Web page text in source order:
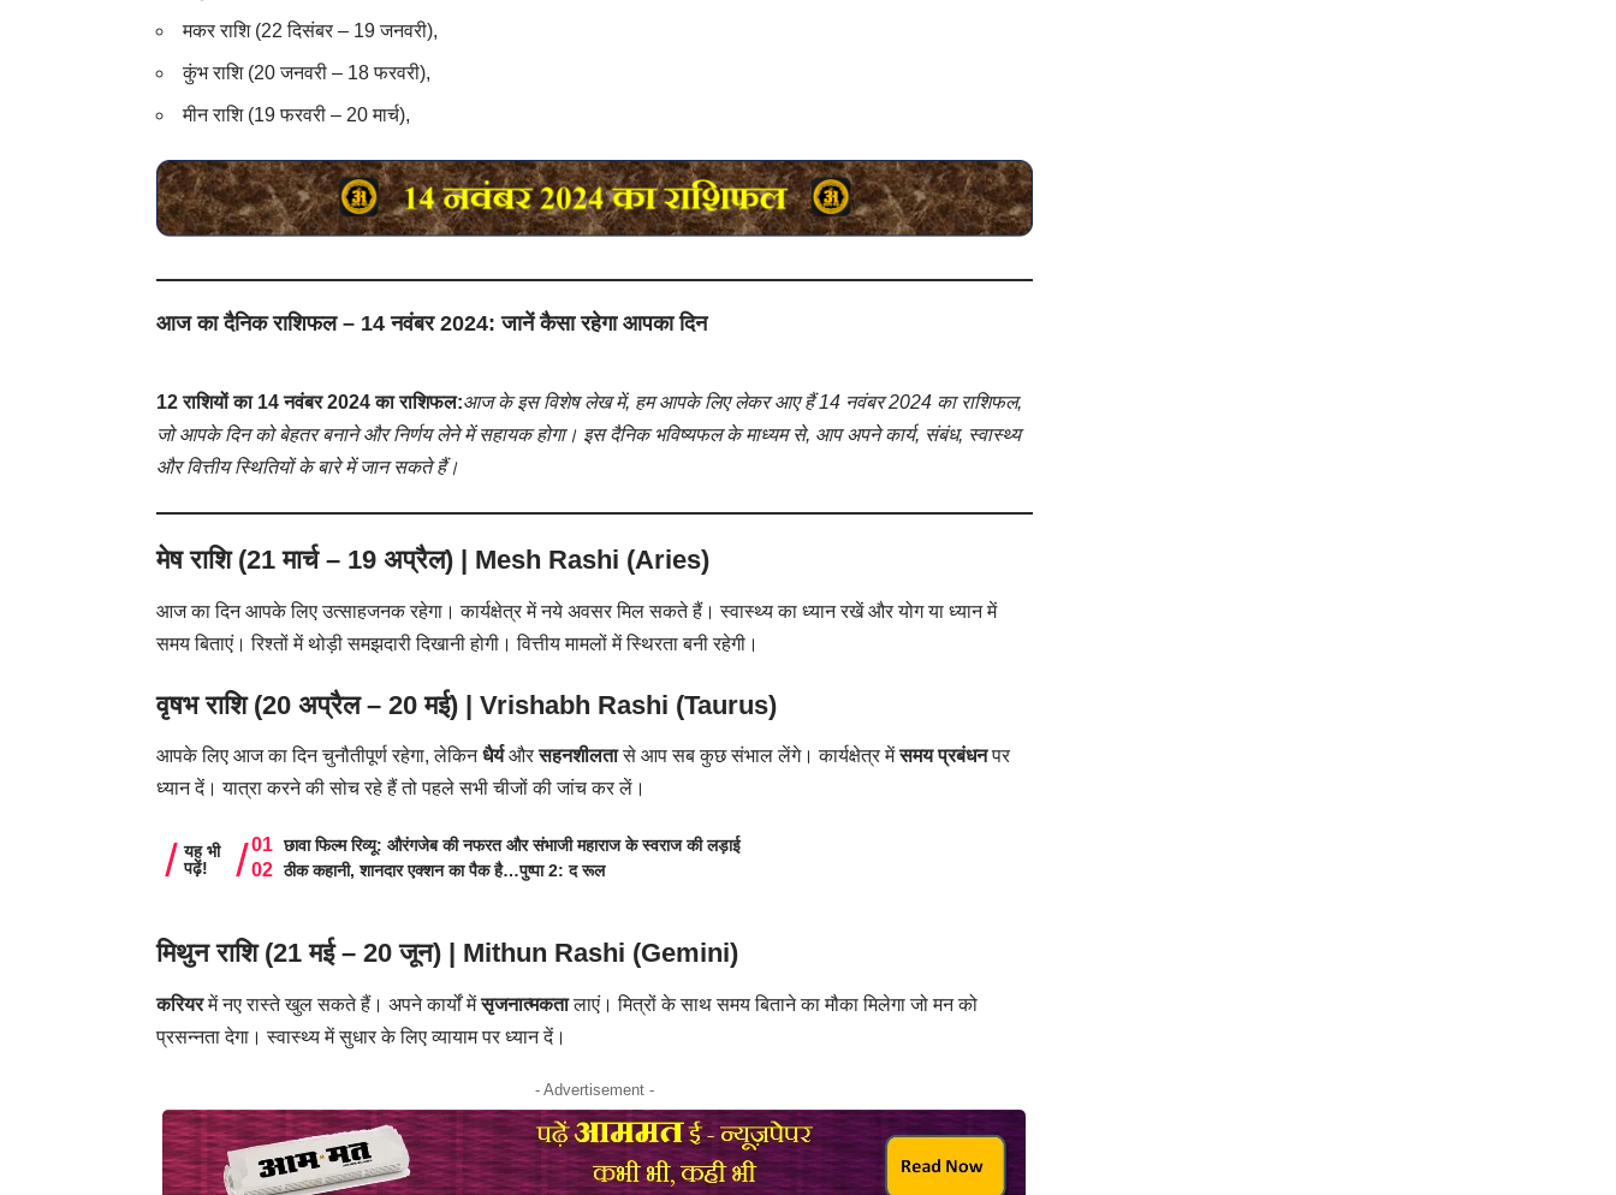
मकर राशि (22 दिसंबर – 19 जनवरी),
कुंभ राशि (20 जनवरी – 18 फरवरी),
मीन राशि (19 फरवरी – 20 मार्च),
आज का दैनिक राशिफल – 14 नवंबर 2024: जानें कैसा रहेगा आपका दिन
12 राशियों का 14 नवंबर 2024 का राशिफल:आज के इस विशेष लेख में, हम आपके लिए लेकर आए हैं 14 नवंबर 2024 का राशिफल,
जो आपके दिन को बेहतर बनाने और निर्णय लेने में सहायक होगा। इस दैनिक भविष्यफल के माध्यम से, आप अपने कार्य, संबंध, स्वास्थ्य
और वित्तीय स्थितियों के बारे में जान सकते हैं।
मेष राशि (21 मार्च – 19 अप्रैल) | Mesh Rashi (Aries)
आज का दिन आपके लिए उत्साहजनक रहेगा। कार्यक्षेत्र में नये अवसर मिल सकते हैं। स्वास्थ्य का ध्यान रखें और योग या ध्यान में
समय बिताएं। रिश्तों में थोड़ी समझदारी दिखानी होगी। वित्तीय मामलों में स्थिरता बनी रहेगी।
वृषभ राशि (20 अप्रैल – 20 मई) | Vrishabh Rashi (Taurus)
आपके लिए आज का दिन चुनौतीपूर्ण रहेगा, लेकिनधैर्यऔरसहनशीलतासे आप सब कुछ संभाल लेंगे। कार्यक्षेत्र मेंसमय प्रबंधनपर
ध्यान दें। यात्रा करने की सोच रहे हैं तो पहले सभी चीजों की जांच कर लें।
यह भी
पढ़ें!
छावा फिल्म रिव्यू: औरंगजेब की नफरत और संभाजी महाराज के स्वराज की लड़ाई
ठीक कहानी, शानदार एक्शन का पैक है…पुष्पा 2: द रूल
मिथुन राशि (21 मई – 20 जून) | Mithun Rashi (Gemini)
करियरमें नए रास्ते खुल सकते हैं। अपने कार्यों मेंसृजनात्मकतालाएं। मित्रों के साथ समय बिताने का मौका मिलेगा जो मन को
प्रसन्नता देगा। स्वास्थ्य में सुधार के लिए व्यायाम पर ध्यान दें।
- Advertisement -